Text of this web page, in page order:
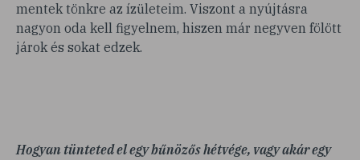
mentek tönkre az ízületeim. Viszont a nyújtásra
nagyon oda kell figyelnem, hiszen már negyven fölött
járok és sokat edzek.
Hogyan tünteted el egy bűnözős hétvége, vagy akár egy